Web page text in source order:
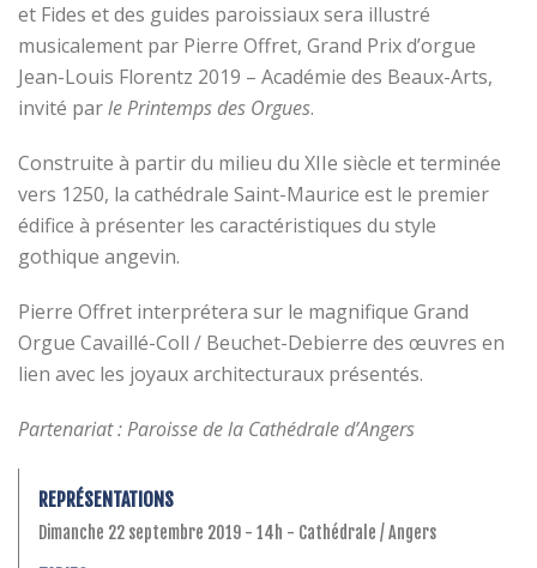
et Fides et des guides paroissiaux sera illustré
musicalement par Pierre Offret, Grand Prix d’orgue
Jean-Louis Florentz 2019 – Académie des Beaux-Arts,
invité parle Printemps des Orgues.
Construite à partir du milieu du XIIe siècle et terminée
vers 1250, la cathédrale Saint-Maurice est le premier
édifice à présenter les caractéristiques du style
gothique angevin.
Pierre Offret interprétera sur le magnifique Grand
Orgue Cavaillé-Coll / Beuchet-Debierre des œuvres en
lien avec les joyaux architecturaux présentés.
Partenariat : Paroisse de la Cathédrale d’Angers
REPRÉSENTATIONS
Dimanche 22 septembre 2019 - 14h - Cathédrale / Angers